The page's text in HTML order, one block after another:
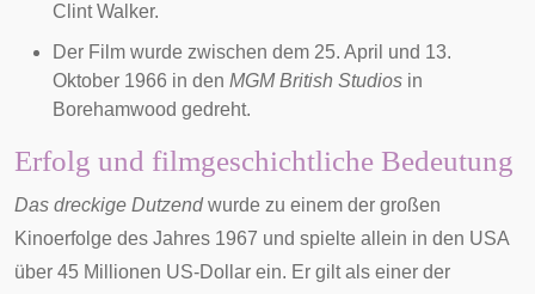
Clint Walker.
Der Film wurde zwischen dem 25. April und 13.
Oktober 1966 in den MGM British Studios in
Borehamwood gedreht.
Erfolg und filmgeschichtliche Bedeutung
Das dreckige Dutzendwurde zu einem der großen
Kinoerfolge des Jahres 1967 und spielte allein in den USA
über 45 Millionen US-Dollar ein. Er gilt als einer der